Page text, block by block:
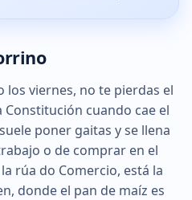
los viernes, no te pierdas el
Constitución cuando cae el
poner gaitas y se llena
o de comprar en el
rúa do Comercio, está la
donde el pan de maíz es